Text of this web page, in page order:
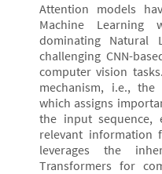
Attention models
Machine Learning
dominating Natural
challenging CNN-
computer vision
mechanism, i.e.,
which assigns
the input
relevant information
leverages the
Transformers for